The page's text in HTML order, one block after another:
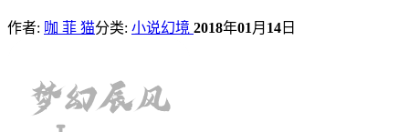
作者: 咖 菲 猫分类: 小说幻境 2018年01 月 14 日